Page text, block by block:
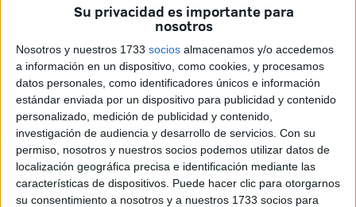
Su privacidad es importante para
nosotros
Nosotros y nuestros 1733 socios almacenamos y/o accedemos
a información en un dispositivo, como cookies, y procesamos
datos personales, como identificadores únicos e información
estándar enviada por un dispositivo para publicidad y contenido
personalizado, medición de publicidad y contenido,
investigación de audiencia y desarrollo de servicios. Con su
permiso, nosotros y nuestros socios podemos utilizar datos de
localización geográfica precisa e identificación mediante las
características de dispositivos. Puede hacer clic para otorgarnos
su consentimiento a nosotros y a nuestros 1733 socios para
El director general deComercio, Turismo y Empleo
Ceuta, Juan Antonio Hidalgo, ha brindado este martes, en
nombre del Gobierno de la Ciudad Autónoma, una
recepción en el Salón del Trono del Palacio de la
Asamblea a los participantes en la II Semana Internacional
de Formación para Personal de Universidades Socias
(Staff Training Week) del programaErasmus+y
organizado por laUniversidad de Granada (UGR).